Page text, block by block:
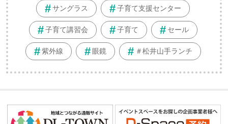
サングラス 子育て支援センター
子育て講習会 子育て セール
紫外線 眼鏡 ＃松井山手ランチ